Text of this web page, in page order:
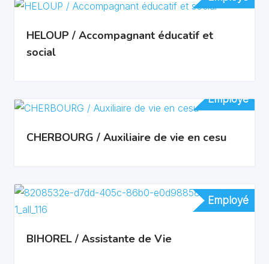
HELOUP / Accompagnant éducatif et
social
Employé
Employé
CHERBOURG / Auxiliaire de vie en cesu
Employé
Employé
BIHOREL / Assistante de Vie